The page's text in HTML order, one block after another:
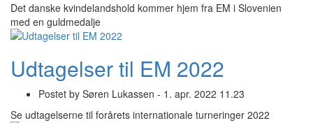
Det danske kvindelandshold kommer hjem fra EM i Slovenien
med en guldmedalje
Udtagelser til EM 2022
Postet by Søren Lukassen - 1. apr. 2022 11.23
Se udtagelserne til forårets internationale turneringer 2022